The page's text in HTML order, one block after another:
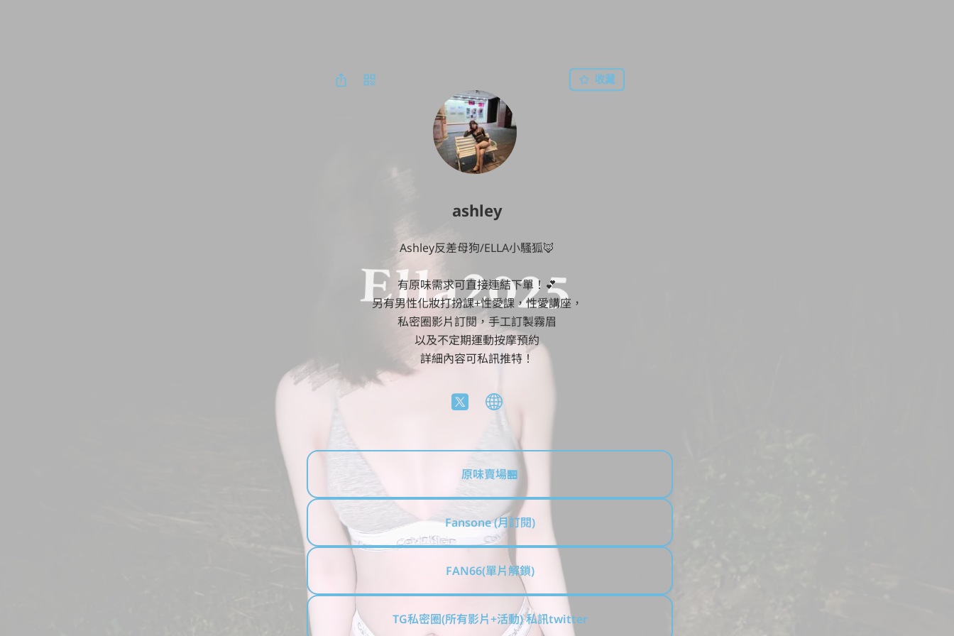
ashley
Ashley反差母狗/ELLA小騷狐🦊
有原味需求可直接連結下單！💕
另有男性化妝打扮課+性愛課，性愛講座，
私密圈影片訂閱，手工訂製霧眉
以及不定期運動按摩預約
詳細內容可私訊推特！
收藏
原味賣場🏪
Fansone (月訂閱)
FAN66(單片解鎖)
TG私密圈(所有影片+活動) 私訊twitter